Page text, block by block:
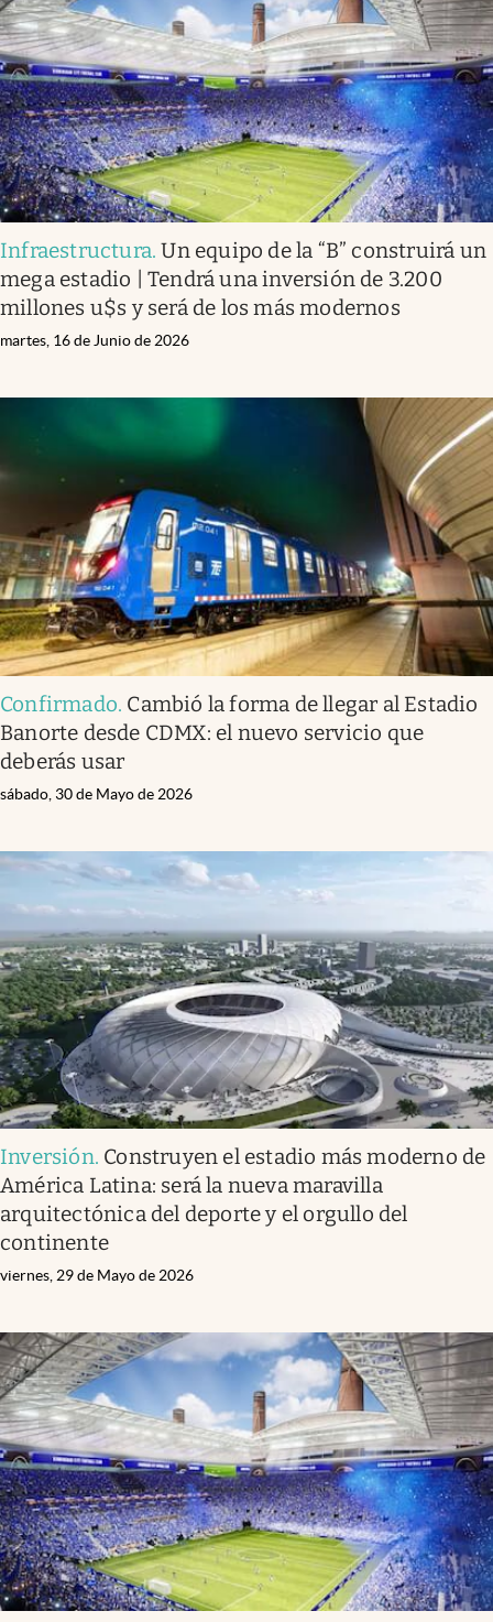
Infraestructura.Un equipo de la “B” construirá un
mega estadio | Tendrá una inversión de 3.200
millones u$s y será de los más modernos
martes, 16 de Junio de 2026
Confirmado. Cambió la forma de llegar al Estadio
Banorte desde CDMX: el nuevo servicio que
deberás usar
sábado, 30 de Mayo de 2026
Inversión. Construyen el estadio más moderno de
América Latina: será la nueva maravilla
arquitectónica del deporte y el orgullo del
continente
viernes, 29 de Mayo de 2026